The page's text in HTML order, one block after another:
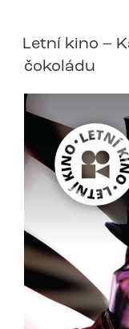
Letní kino –
čokoládu